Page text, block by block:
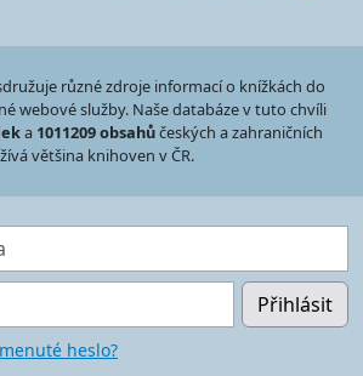
různé zdroje informací o knížkách do
webové služby. Naše databáze v tuto chvíli
a 1011209 obsahůčeských a zahraničních
většina knihoven v ČR.
Přihlásit
heslo?